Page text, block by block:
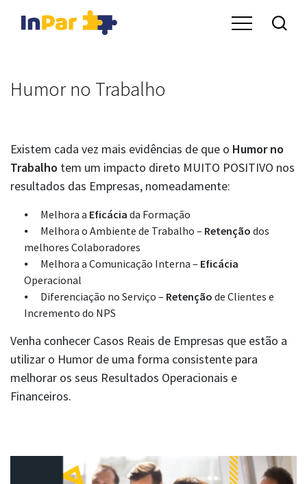
Humor no Trabalho
Existem cada vez mais evidências de que o Humor no
Trabalho tem um impacto direto MUITO POSITIVO nos
resultados das Empresas, nomeadamente:
Melhora a Eficácia da Formação
Melhora o Ambiente de Trabalho – Retenção dos
melhores Colaboradores
Melhora a Comunicação Interna – Eficácia
Operacional
Diferenciação no Serviço – Retenção de Clientes e
Incremento do NPS
Venha conhecer Casos Reais de Empresas que estão a
utilizar o Humor de uma forma consistente para
melhorar os seus Resultados Operacionais e
Financeiros.